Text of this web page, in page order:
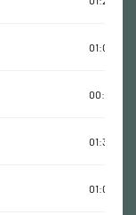
01:02:48
00:56:43
01:30:06
01:02:11